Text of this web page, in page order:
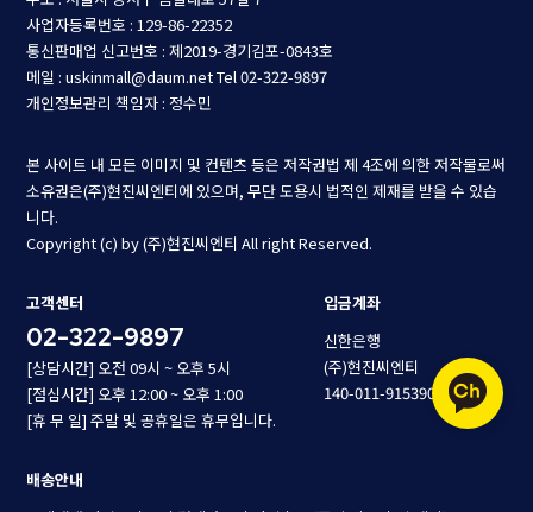
사업자등록번호 : 129-86-22352
통신판매업 신고번호 : 제2019-경기김포-0843호
메일 : uskinmall@daum.netTel 02-322-9897
개인정보관리 책임자 : 정수민
본 사이트 내 모든 이미지 및 컨텐츠 등은 저작권법 제 4조에 의한 저작물로써
소유권은(주)현진씨엔티에 있으며, 무단 도용시 법적인 제재를 받을 수 있습
니다.
Copyright (c) by (주)현진씨엔티 All right Reserved.
고객센터
02-322-9897
[상담시간] 오전 09시 ~ 오후 5시
[점심시간] 오후 12:00 ~ 오후 1:00
[휴 무 일] 주말 및 공휴일은 휴무입니다.
입금계좌
신한은행
(주)현진씨엔티
140-011-915390
배송안내